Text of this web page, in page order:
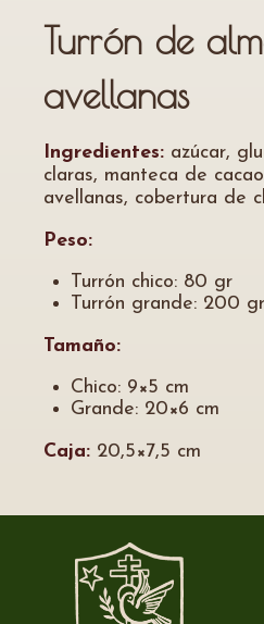
Turrón de
avellanas
Ingredientes: azúcar,
claras, manteca de
avellanas, cobertura de
Peso:
Turrón chico: 80 gr
Turrón grande: 200 gr
Tamaño:
Chico: 9×5 cm
Grande: 20×6 cm
Caja: 20,5×7,5 cm